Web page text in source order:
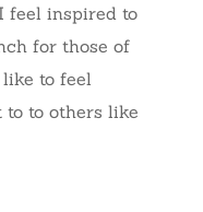
feel inspired to
for those of
to feel
to others like